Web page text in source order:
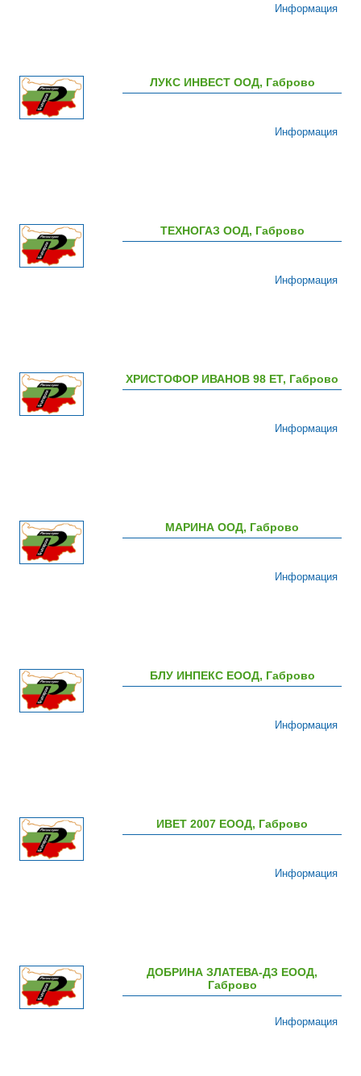
Информация
ЛУКС ИНВЕСТ ООД, Габрово
Информация
ТЕХНОГАЗ ООД, Габрово
Информация
ХРИСТОФОР ИВАНОВ 98 ЕТ, Габрово
Информация
МАРИНА ООД, Габрово
Информация
БЛУ ИНПЕКС ЕООД, Габрово
Информация
ИВЕТ 2007 ЕООД, Габрово
Информация
ДОБРИНА ЗЛАТЕВА-ДЗ ЕООД,
Габрово
Информация